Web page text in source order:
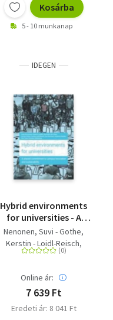
Kosárba
5 - 10 munkanap
IDEGEN
Hybrid environments
for universities - A
shared commitment
to campus innovation
and sustainability
Nenonen, Suvi - Gothe,
Kerstin - Loidl-Reisch,
Cordula - Ninnemann, Katja
Wallenborg, Christian -
Tieva, Åse - Nestler,
Jonathan - den Heijer,
Alexandra
Online ár:
7 639 Ft
Eredeti ár: 8 041 Ft